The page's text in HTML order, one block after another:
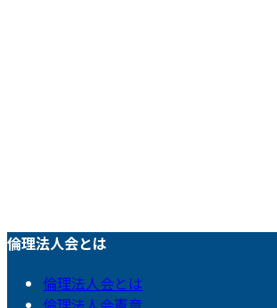
倫理法人会とは
倫理法人会とは